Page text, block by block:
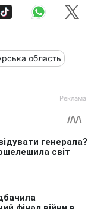
область